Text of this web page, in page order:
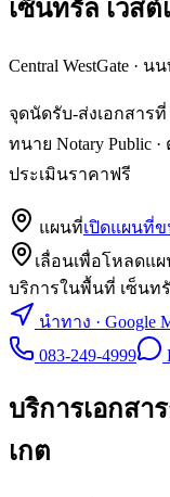
เซ็นทรัล เวสต์
Central WestGate · นน
จุดนัดรับ-ส่งเอกสารที่
ทนาย Notary Public
ประเมินราคาฟรี
แผนที่เปิดแผนที่
เลื่อนเพื่อโหลดแ
บริการในพื้นที่ เซ็นทรั
นำทาง · Google
083-249-4999
บริการเอกสา
เกต